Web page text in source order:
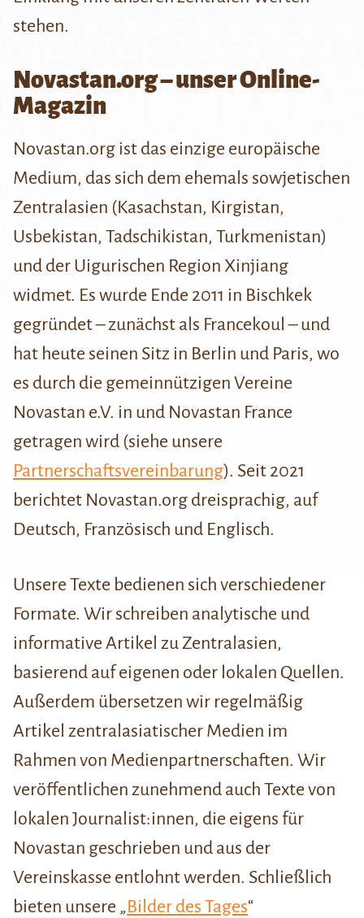
stehen.
Novastan.org – unser Online-
Magazin
Novastan.org ist das einzige europäische
Medium, das sich dem ehemals sowjetischen
Zentralasien (Kasachstan, Kirgistan,
Usbekistan, Tadschikistan, Turkmenistan)
und der Uigurischen Region Xinjiang
widmet. Es wurde Ende 2011 in Bischkek
gegründet – zunächst als Francekoul – und
hat heute seinen Sitz in Berlin und Paris, wo
es durch die gemeinnützigen Vereine
Novastan e.V. in und Novastan France
getragen wird (siehe unsere
Partnerschaftsvereinbarung). Seit 2021
berichtet Novastan.org dreisprachig, auf
Deutsch, Französisch und Englisch.
Unsere Texte bedienen sich verschiedener
Formate. Wir schreiben analytische und
informative Artikel zu Zentralasien,
basierend auf eigenen oder lokalen Quellen.
Außerdem übersetzen wir regelmäßig
Artikel zentralasiatischer Medien im
Rahmen von Medienpartnerschaften. Wir
veröffentlichen zunehmend auch Texte von
lokalen Journalist:innen, die eigens für
Novastan geschrieben und aus der
Vereinskasse entlohnt werden. Schließlich
bieten unsere „Bilder des Tages“